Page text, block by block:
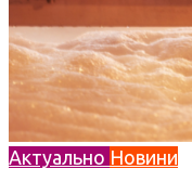
Актуально Новини